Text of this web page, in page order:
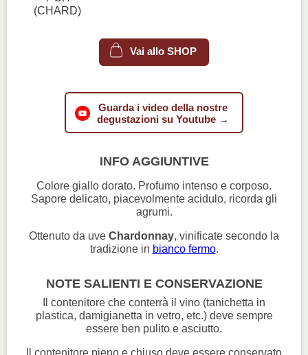
Vai allo SHOP
Guarda i video della nostre
degustazioni su Youtube →
INFO AGGIUNTIVE
Colore giallo dorato. Profumo intenso e corposo.
Sapore delicato, piacevolmente acidulo, ricorda gli
agrumi.
Ottenuto da uve Chardonnay, vinificate secondo la
tradizione in bianco fermo.
NOTE SALIENTI E CONSERVAZIONE
Il contenitore che conterrà il vino (tanichetta in
plastica, damigianetta in vetro, etc.) deve sempre
essere ben pulito e asciutto.